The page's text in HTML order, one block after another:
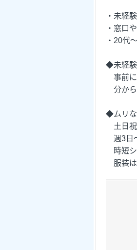
・未経
・窓口
・20代
◆未経験
事前に
分から
◆ムリな
土日祝
週3日
時短シ
服装は